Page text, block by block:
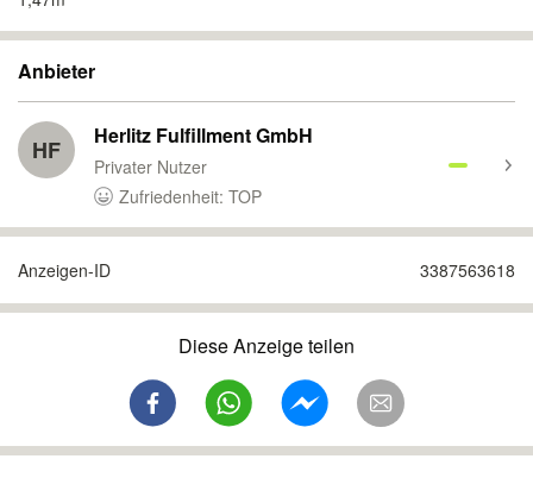
Anbieter
HF Herlitz Fulfillment GmbH
Privater Nutzer
Zufriedenheit: TOP
Anzeigen-ID 3387563618
Diese Anzeige teilen